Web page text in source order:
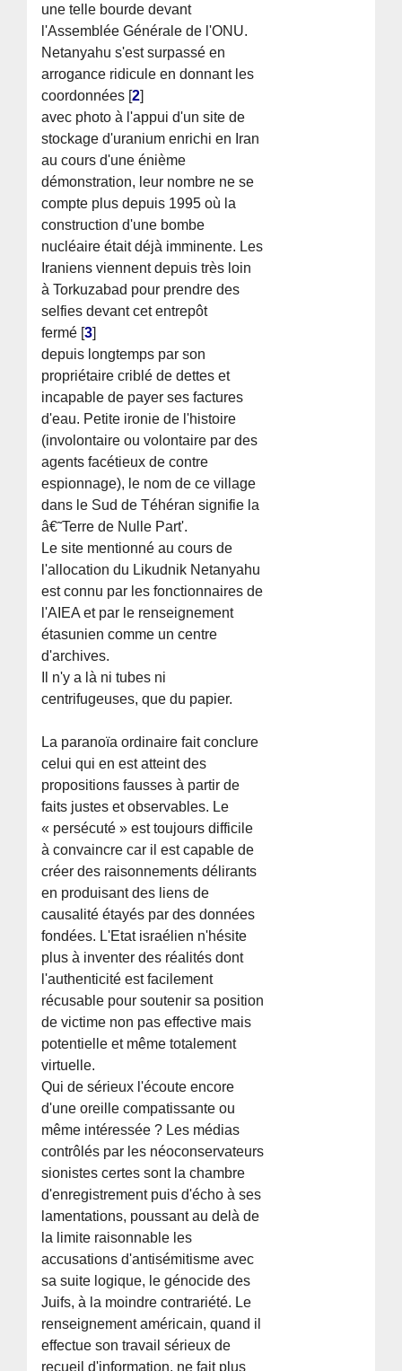
une telle bourde devant
l'Assemblée Générale de l'ONU.
Netanyahu s'est surpassé en
arrogance ridicule en donnant les
coordonnées [2]
avec photo à l'appui d'un site de
stockage d'uranium enrichi en Iran
au cours d'une énième
démonstration, leur nombre ne se
compte plus depuis 1995 où la
construction d'une bombe
nucléaire était déjà imminente. Les
Iraniens viennent depuis très loin
à Torkuzabad pour prendre des
selfies devant cet entrepôt
fermé [3]
depuis longtemps par son
propriétaire criblé de dettes et
incapable de payer ses factures
d'eau. Petite ironie de l'histoire
(involontaire ou volontaire par des
agents facétieux de contre
espionnage), le nom de ce village
dans le Sud de Téhéran signifie la
â€˜Terre de Nulle Part'.
Le site mentionné au cours de
l'allocation du Likudnik Netanyahu
est connu par les fonctionnaires de
l'AIEA et par le renseignement
étasunien comme un centre
d'archives.
Il n'y a là ni tubes ni
centrifugeuses, que du papier.
La paranoïa ordinaire fait conclure
celui qui en est atteint des
propositions fausses à partir de
faits justes et observables. Le
« persécuté » est toujours difficile
à convaincre car il est capable de
créer des raisonnements délirants
en produisant des liens de
causalité étayés par des données
fondées. L'Etat israélien n'hésite
plus à inventer des réalités dont
l'authenticité est facilement
récusable pour soutenir sa position
de victime non pas effective mais
potentielle et même totalement
virtuelle.
Qui de sérieux l'écoute encore
d'une oreille compatissante ou
même intéressée ? Les médias
contrôlés par les néoconservateurs
sionistes certes sont la chambre
d'enregistrement puis d'écho à ses
lamentations, poussant au delà de
la limite raisonnable les
accusations d'antisémitisme avec
sa suite logique, le génocide des
Juifs, à la moindre contrariété. Le
renseignement américain, quand il
effectue son travail sérieux de
recueil d'information, ne fait plus